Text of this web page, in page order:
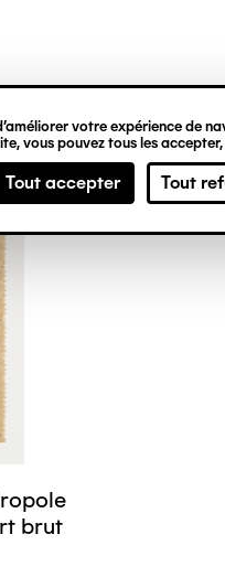
votre expérience de
vous pouvez tous les
Tout accepter Tout
brut